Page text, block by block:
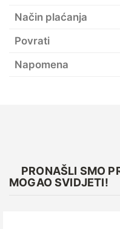
Način plaćanja
Povrati
Napomena
PRONAŠLI SMO
MOGAO SVIDJETI!